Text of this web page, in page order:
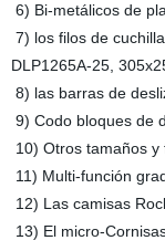
6) Bi-metálicos de
7) los filos de
DLP1265A-25,
8) las barras de
9) Codo bloques de
10) Otros tamaños y
11) Multi-función
12) Las camisas
13) El micro-